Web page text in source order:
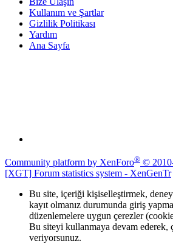
Kullanım ve Şartlar
Gizlilik Politikası
Yardım
Ana Sayfa
Community platform by XenForo® ©
[XGT] Forum statistics system - XenGenTr
Bu site, içeriği kişiselleştirmek,
kayıt olmanız durumunda giriş
düzenlemelere uygun çerezler
Bu siteyi kullanmaya devam ederek,
veriyorsunuz.